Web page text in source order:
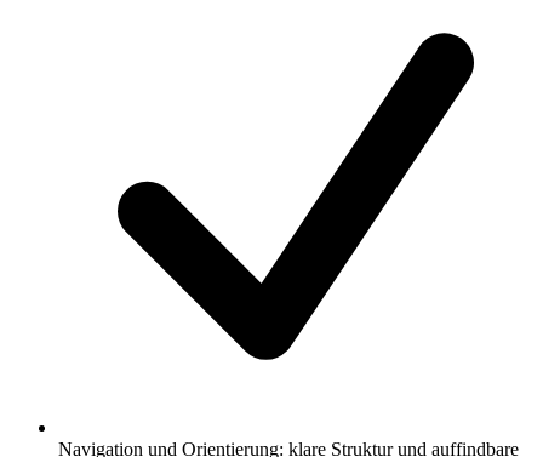
Navigation und Orientierung: klare Struktur und auffindbare